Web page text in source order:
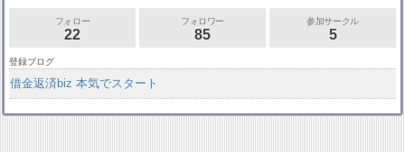
フォロー
22
フォロワー
85
参加サークル
5
登録ブログ
借金返済biz 本気でスタート